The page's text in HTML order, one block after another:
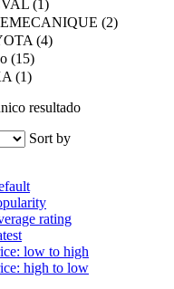
(1)
(2)
(4)
(15)
(1)
resultado
Sort by
rating
low to high
high to low